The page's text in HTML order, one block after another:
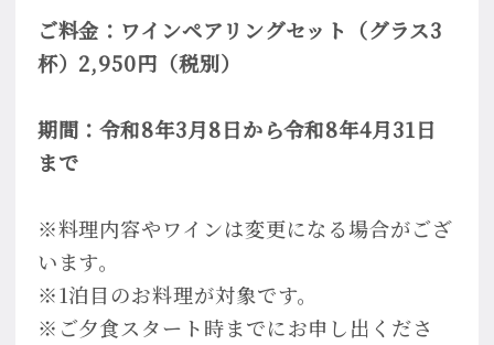
ご料金：ワインペアリングセット（グラス3
杯）2,950円（税別）
期間：令和8年3月8日から令和8年4月31日
まで
※料理内容やワインは変更になる場合がござ
います。
※1泊目のお料理が対象です。
※ご夕食スタート時までにお申し出くださ